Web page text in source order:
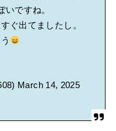
ですね。
ぐ出てましたし。
March 14, 2025